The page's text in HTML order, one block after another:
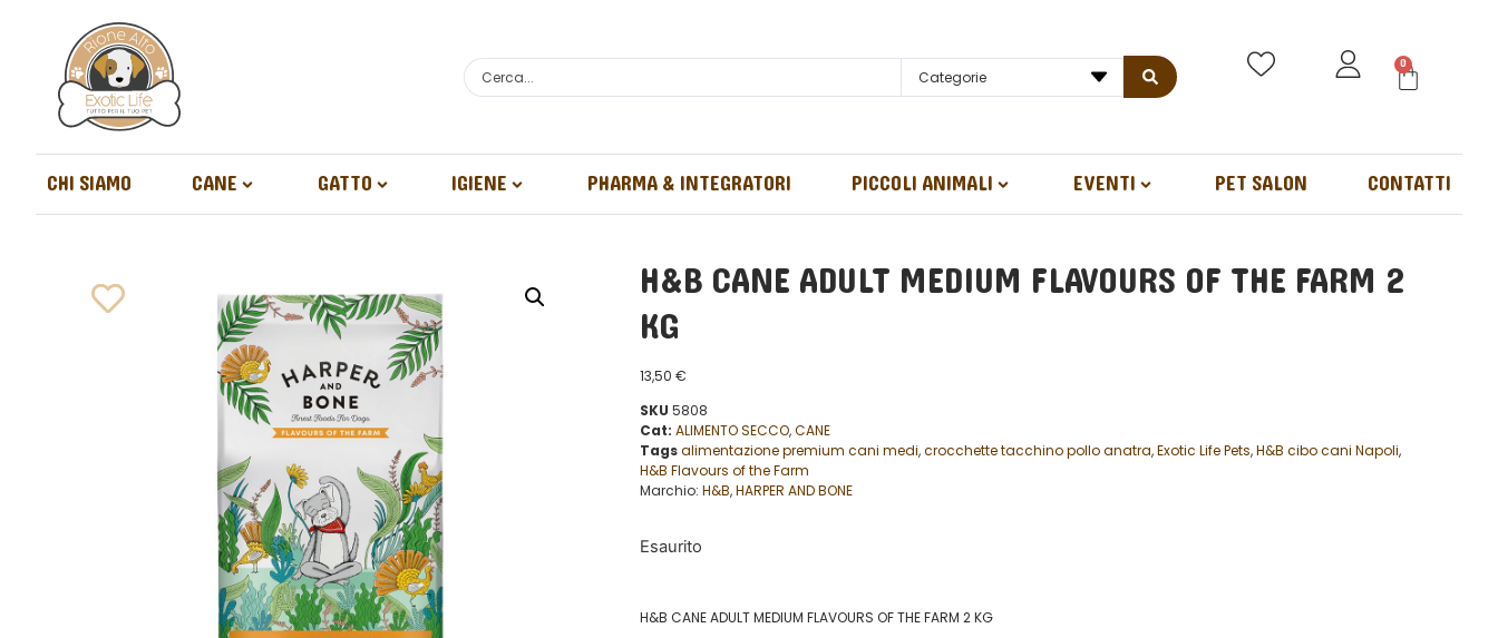
Categorie
0
CHI SIAMO CANE GATTO IGIENE PHARMA & INTEGRATORI PICCOLI ANIMALI EVENTI PET SALON CONTATTI
H&B CANE ADULT MEDIUM FLAVOURS OF THE FARM 2
KG
13,50 €
SKU 5808
Cat: ALIMENTO SECCO,CANE
Tagsalimentazione premium cani medi,crocchette tacchino pollo anatra,Exotic Life Pets,H&B cibo cani Napoli,
H&B Flavours of the Farm
Marchio: H&B,HARPER AND BONE
Esaurito
H&B CANE ADULT MEDIUM FLAVOURS OF THE FARM 2 KG